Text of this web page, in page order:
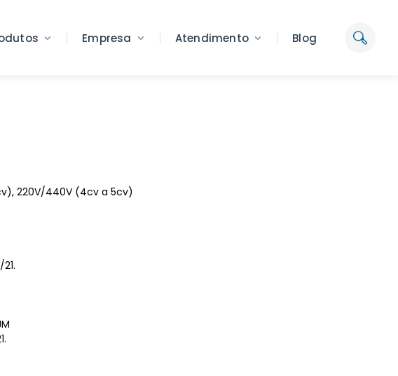
Empresa Atendimento Blog
220V/440V (4cv a 5cv)